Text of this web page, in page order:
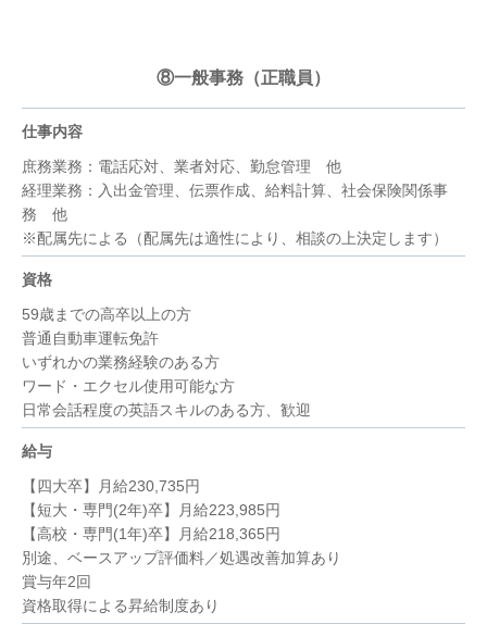
⑧一般事務（正職員）
仕事内容
庶務業務：電話応対、業者対応、勤怠管理 他
経理業務：入出金管理、伝票作成、給料計算、社会保険関係事
務 他
※配属先による（配属先は適性により、相談の上決定します）
資格
59歳までの高卒以上の方
普通自動車運転免許
いずれかの業務経験のある方
ワード・エクセル使用可能な方
日常会話程度の英語スキルのある方、歓迎
給与
【四大卒】月給230,735円
【短大・専門(2年)卒】月給223,985円
【高校・専門(1年)卒】月給218,365円
別途、ベースアップ評価料／処遇改善加算あり
賞与年2回
資格取得による昇給制度あり